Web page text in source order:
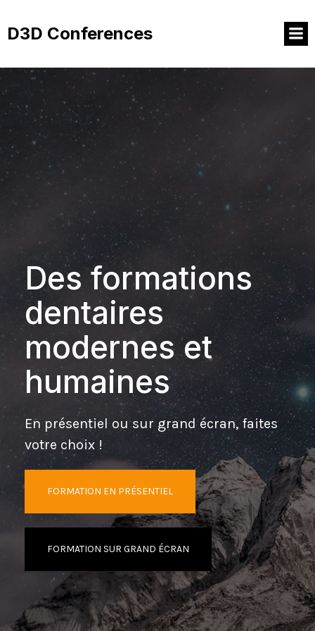
contenu
D3D Conferences
Des formations
dentaires
modernes et
humaines
En présentiel ou sur grand écran, faites
votre choix !
FORMATION EN PRÉSENTIEL
FORMATION SUR GRAND ÉCRAN